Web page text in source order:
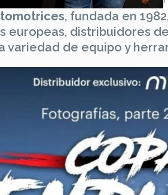
, fundada en
europeas, distribuidores
variedad de equipo y